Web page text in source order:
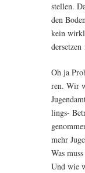
stel­len.
den
kein
der­set­zen
Oh ja
ren. Wir
lings-
mehr
Was
Und wie